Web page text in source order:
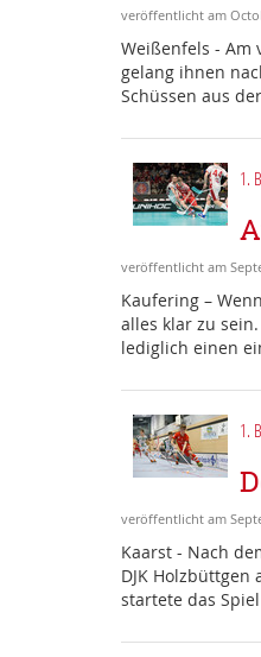
veröffentlicht am
Weißenfels - Am
gelang ihnen
Schüssen aus
1.
veröffentlicht am
Kaufering –
alles klar zu
lediglich einen
1.
veröffentlicht am
Kaarst - Nach
DJK
startete das